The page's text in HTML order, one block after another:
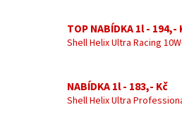
TOP NABÍDKA 1l - 194,-
Shell Helix Ultra Racing
NABÍDKA 1l - 183,- Kč
Shell Helix Ultra